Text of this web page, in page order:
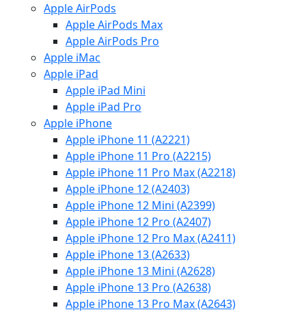
Apple AirPods
Apple AirPods Max
Apple AirPods Pro
Apple iMac
Apple iPad
Apple iPad Mini
Apple iPad Pro
Apple iPhone
Apple iPhone 11 (A2221)
Apple iPhone 11 Pro (A2215)
Apple iPhone 11 Pro Max (A2218)
Apple iPhone 12 (A2403)
Apple iPhone 12 Mini (A2399)
Apple iPhone 12 Pro (A2407)
Apple iPhone 12 Pro Max (A2411)
Apple iPhone 13 (A2633)
Apple iPhone 13 Mini (A2628)
Apple iPhone 13 Pro (A2638)
Apple iPhone 13 Pro Max (A2643)